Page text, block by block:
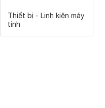
Thiết bị - Linh kiện máy
tính